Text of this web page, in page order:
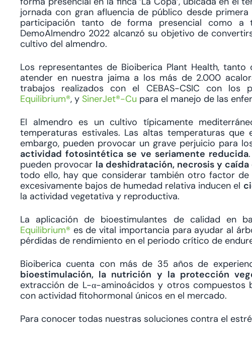
jornada con gran afluencia de público desde
participación tanto de forma presencial como a
DemoAlmendro 2022 alcanzó su objetivo de
cultivo del almendro.
Los representantes de Bioiberica Plant Health,
atender en nuestra jaima a los más de 2.000
trabajos realizados con el CEBAS-CSIC con
Equilibrium®, y SinerJet®-Cu para el manejo de las
El almendro es un cultivo típicamente
temperaturas estivales. Las altas temperaturas
embargo, pueden provocar un grave perjuicio para
actividad fotosintética se ve seriamente reducida
pueden provocar la deshidratación, necrosis y
todo ello, hay que considerar también otro factor
excesivamente bajos de humedad relativa inducen el
la actividad vegetativa y reproductiva.
La aplicación de bioestimulantes de calidad en
Equilibrium® es de vital importancia para ayudar al
pérdidas de rendimiento en el periodo crítico de
Bioiberica cuenta con más de 35 años de
bioestimulación, la nutrición y la protección
extracción de L-α-aminoácidos y otros compuestos
con actividad fitohormonal únicos en el mercado.
Para conocer todas nuestras soluciones contra el